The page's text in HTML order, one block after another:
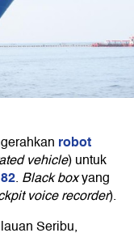
robot
vehicle) untuk
. Black boxyang
voice recorder).
Seribu,